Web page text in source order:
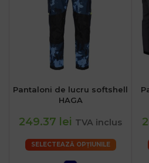
Pantaloni de lucru softshell
HAGA
249.37 lei TVA inclus
SELECTEAZĂ OPȚIUNILE